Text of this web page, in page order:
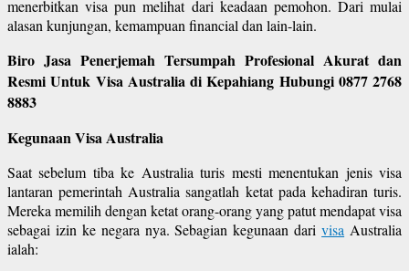
menerbitkan visa pun melihat dari keadaan pemohon. Dari mulai
alasan kunjungan, kemampuan financial dan lain-lain.
Biro Jasa Penerjemah Tersumpah Profesional Akurat dan
Resmi Untuk Visa Australia di Kepahiang Hubungi 0877 2768
8883
Kegunaan Visa Australia
Saat sebelum tiba ke Australia turis mesti menentukan jenis visa
lantaran pemerintah Australia sangatlah ketat pada kehadiran turis.
Mereka memilih dengan ketat orang-orang yang patut mendapat visa
sebagai izin ke negara nya. Sebagian kegunaan darivisa Australia
ialah: